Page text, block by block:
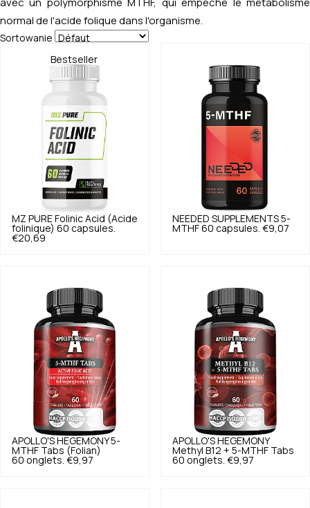
avec un polymorphisme MTHF, qui empêche le métabolisme
normal de l'acide folique dans l'organisme.
Sortowanie
Bestseller
MZ PURE Folinic Acid (Acide
folinique) 60 capsules.
€20,69
NEEDED SUPPLEMENTS 5-
MTHF 60 capsules. €9,07
APOLLO'S HEGEMONY 5-
MTHF Tabs (Folian)
60 onglets. €9,97
APOLLO'S HEGEMONY
Methyl B12 + 5-MTHF Tabs
60 onglets. €9,97